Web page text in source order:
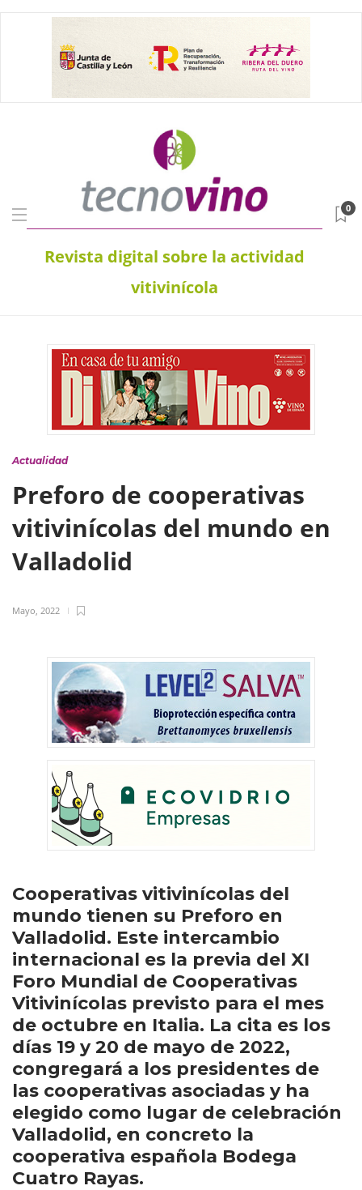
Revista digital sobre la actividad
vitivinícola
0
Actualidad
Preforo de cooperativas
vitivinícolas del mundo en
Valladolid
Mayo, 2022
Cooperativas vitivinícolas del
mundo tienen su Preforo en
Valladolid. Este intercambio
internacional es la previa del XI
Foro Mundial de Cooperativas
Vitivinícolas previsto para el mes
de octubre en Italia. La cita es los
días 19 y 20 de mayo de 2022,
congregará a los presidentes de
las cooperativas asociadas y ha
elegido como lugar de celebración
Valladolid, en concreto la
cooperativa española Bodega
Cuatro Rayas.